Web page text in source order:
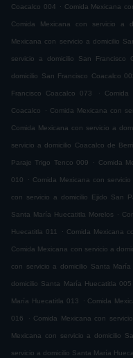
Coacalco 004 . Comida Mexicana
Comida Mexicana con servicio a
Mexicana con servicio a domicilio
servicio a domicilio San Francisco
domicilio San Francisco Coacalco
Francisco Coacalco 073 .
Coacalco . Comida Mexicana con
Comida Mexicana con servicio a
servicio a domicilio Coacalco de
Paraje Trigo Tenco 009 . Comida
010 . Comida Mexicana con
con servicio a domicilio Ejido San
Santa María Huecatitla Morelos .
Huecatitla 011 . Comida Mexicana
Comida Mexicana con servicio a
con servicio a domicilio Santa
domicilio Santa María Huecatitla 005
María Huecatitla 013 . Comida
016 . Comida Mexicana con
Mexicana con servicio a domicilio
servicio a domicilio Santa María